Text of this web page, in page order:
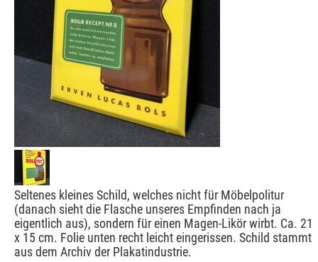
Seltenes kleines Schild, welches nicht für Möbelpolitur
(danach sieht die Flasche unseres Empfinden nach ja
eigentlich aus), sondern für einen Magen-Likör wirbt. Ca. 21
x 15 cm. Folie unten recht leicht eingerissen. Schild stammt
aus dem Archiv der Plakatindustrie.